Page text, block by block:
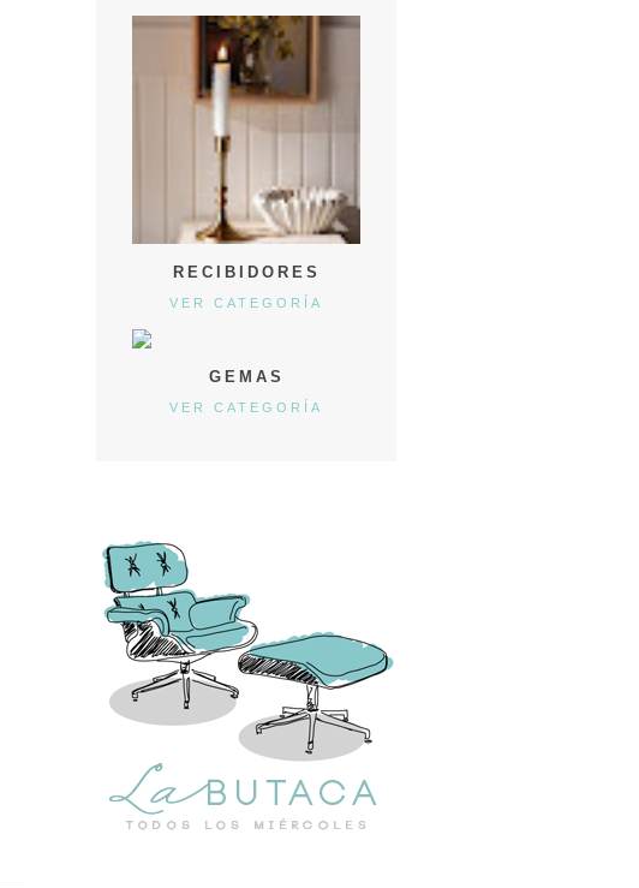
RECIBIDORES
VER CATEGORÍA
GEMAS
VER CATEGORÍA